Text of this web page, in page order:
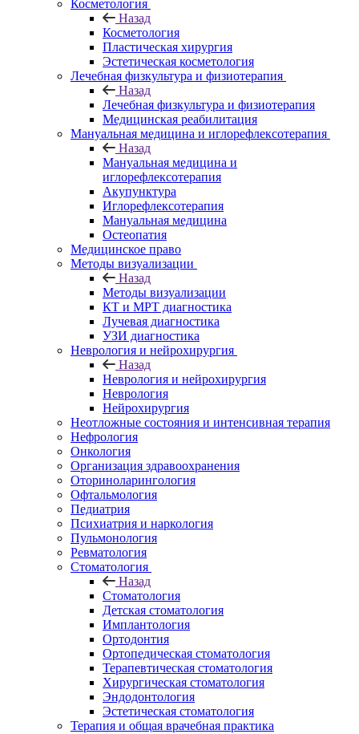
Косметология
Назад
Косметология
Пластическая хирургия
Эстетическая косметология
Лечебная физкультура и физиотерапия
Назад
Лечебная физкультура и физиотерапия
Медицинская реабилитация
Мануальная медицина и иглорефлексотерапия
Назад
Мануальная медицина и
иглорефлексотерапия
Акупунктура
Иглорефлексотерапия
Мануальная медицина
Остеопатия
Медицинское право
Методы визуализации
Назад
Методы визуализации
КТ и МРТ диагностика
Лучевая диагностика
УЗИ диагностика
Неврология и нейрохирургия
Назад
Неврология и нейрохирургия
Неврология
Нейрохирургия
Неотложные состояния и интенсивная терапия
Нефрология
Онкология
Организация здравоохранения
Оториноларингология
Офтальмология
Педиатрия
Психиатрия и наркология
Пульмонология
Ревматология
Стоматология
Назад
Стоматология
Детская стоматология
Имплантология
Ортодонтия
Ортопедическая стоматология
Терапевтическая стоматология
Хирургическая стоматология
Эндодонтология
Эстетическая стоматология
Терапия и общая врачебная практика